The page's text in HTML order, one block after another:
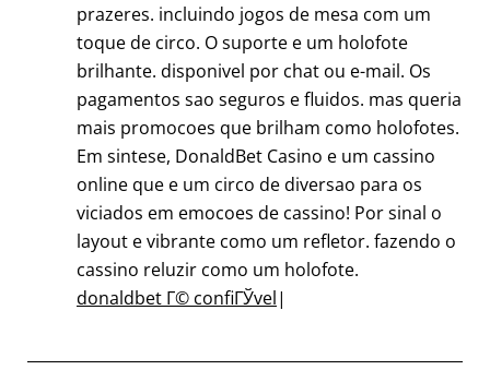
prazeres. incluindo jogos de mesa com um
toque de circo. O suporte e um holofote
brilhante. disponivel por chat ou e-mail. Os
pagamentos sao seguros e fluidos. mas queria
mais promocoes que brilham como holofotes.
Em sintese, DonaldBet Casino e um cassino
online que e um circo de diversao para os
viciados em emocoes de cassino! Por sinal o
layout e vibrante como um refletor. fazendo o
cassino reluzir como um holofote.
donaldbet Г© confiГЎvel|